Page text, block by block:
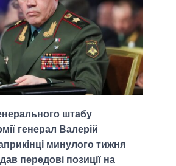
штабу
генерал Валерій
минулого тижня
передові позиції на